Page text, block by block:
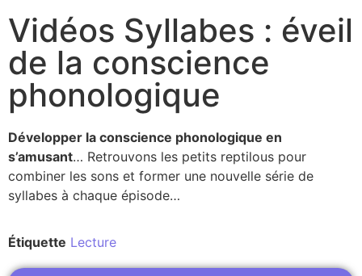
Vidéos Syllabes : éveil
de la conscience
phonologique
Développer la conscience phonologique en
s’amusant… Retrouvons les petits reptilous pour
combiner les sons et former une nouvelle série de
syllabes à chaque épisode…
Étiquette Lecture